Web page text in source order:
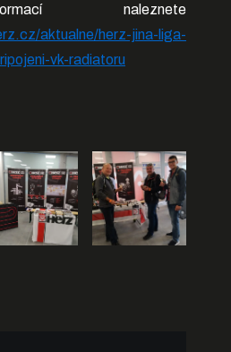
naleznete
aktualne/herz-jina-liga-
vk-radiatoru